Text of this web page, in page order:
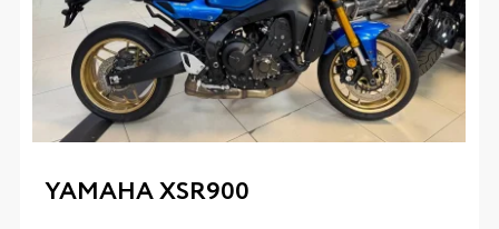
YAMAHA XSR900